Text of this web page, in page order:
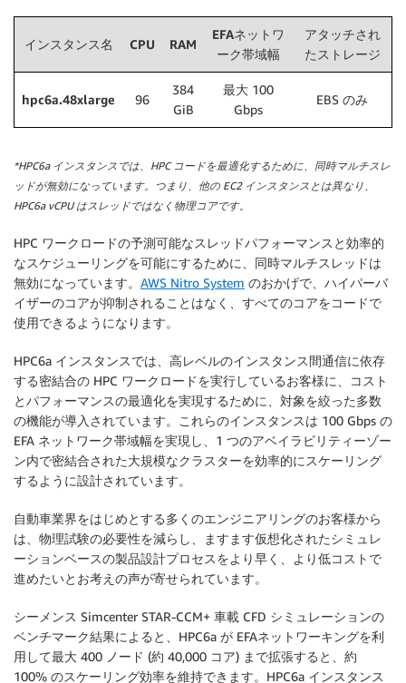
インスタンス名 CPU RAM
EFAネットワ
ーク帯域幅
アタッチされ
たストレージ
hpc6a.48xlarge 96
384
GiB
最大 100
Gbps
EBS のみ
*HPC6a インスタンスでは、HPC コードを最適化するために、同時マルチスレ
ッドが無効になっています。つまり、他の EC2 インスタンスとは異なり、
HPC6a vCPU はスレッドではなく物理コアです。
HPC ワークロードの予測可能なスレッドパフォーマンスと効率的
なスケジューリングを可能にするために、同時マルチスレッドは
無効になっています。 AWS Nitro System のおかげで、ハイパーバ
イザーのコアが抑制されることはなく、すべてのコアをコードで
使用できるようになります。
HPC6a インスタンスでは、高レベルのインスタンス間通信に依存
する密結合の HPC ワークロードを実行しているお客様に、コスト
とパフォーマンスの最適化を実現するために、対象を絞った多数
の機能が導入されています。これらのインスタンスは 100 Gbps の
EFA ネットワーク帯域幅を実現し、1 つのアベイラビリティーゾー
ン内で密結合された大規模なクラスターを効率的にスケーリング
するように設計されています。
自動車業界をはじめとする多くのエンジニアリングのお客様から
は、物理試験の必要性を減らし、ますます仮想化されたシミュレ
ーションベースの製品設計プロセスをより早く、より低コストで
進めたいとお考えの声が寄せられています。
シーメンス Simcenter STAR-CCM+ 車載 CFD シミュレーションの
ベンチマーク結果によると、HPC6a が EFAネットワーキングを利
用して最大 400 ノード (約 40,000 コア) まで拡張すると、約
100% のスケーリング効率を維持できます。HPC6a インスタンス